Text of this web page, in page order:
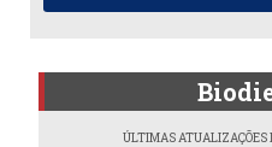
ÚLTIMAS ATUALIZAÇÕES